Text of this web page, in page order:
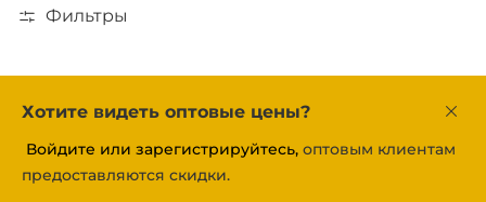
Фильтры
Хотите видеть оптовые цены?
Войдите или зарегистрируйтесь, оптовым клиентам
предоставляются скидки.